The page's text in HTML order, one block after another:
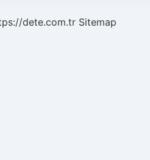
dete.com.tr Sitemap